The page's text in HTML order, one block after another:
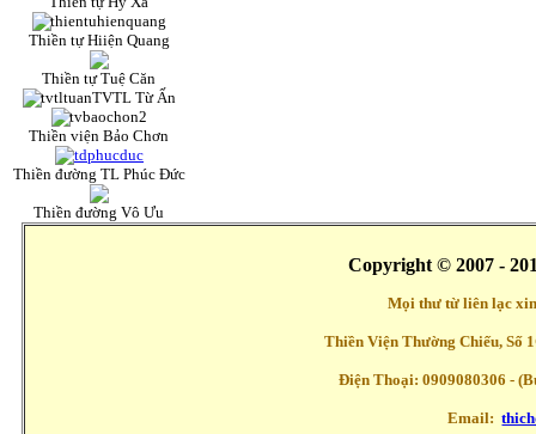
Thiền tự Hiiện Quang
Thiền tự Tuệ Căn
TVTL Từ Ấn
Thiền viện Bảo Chơn
Thiền đường TL Phúc Đức
Thiền đường Vô Ưu
Copyright © 2007 -
Mọi thư từ liên lạc
Thiền Viện Thường Chiếu, Số
Điện Thoại: 0909080306 -
Email: